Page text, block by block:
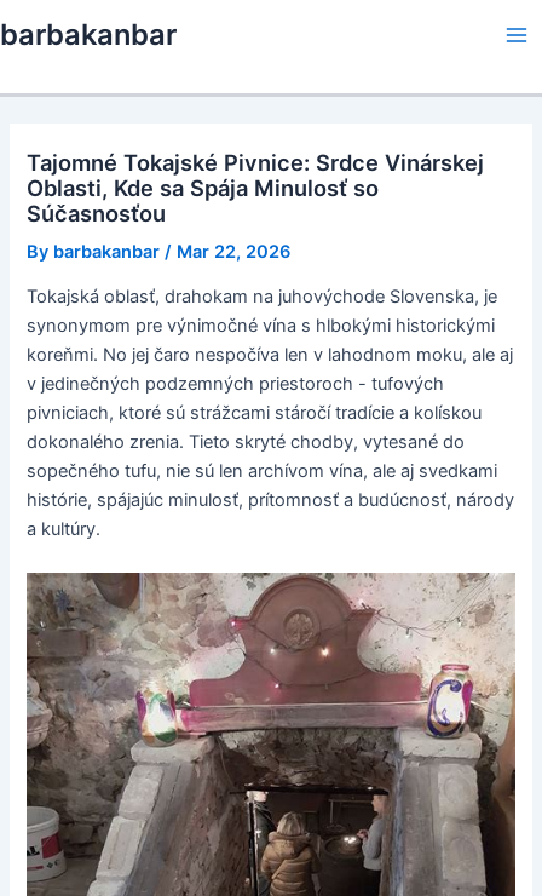
to
barbakanbar
Tajomné Tokajské Pivnice: Srdce Vinárskej
Oblasti, Kde sa Spája Minulosť so
Súčasnosťou
By barbakanbar / Mar 22, 2026
Tokajská oblasť, drahokam na juhovýchode Slovenska, je
synonymom pre výnimočné vína s hlbokými historickými
koreňmi. No jej čaro nespočíva len v lahodnom moku, ale aj
v jedinečných podzemných priestoroch - tufových
pivniciach, ktoré sú strážcami stáročí tradície a kolískou
dokonalého zrenia. Tieto skryté chodby, vytesané do
sopečného tufu, nie sú len archívom vína, ale aj svedkami
histórie, spájajúc minulosť, prítomnosť a budúcnosť, národy
a kultúry.